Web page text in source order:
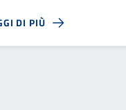
DI PIÙ